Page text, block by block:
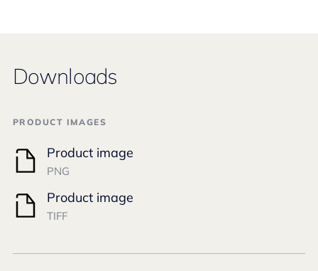
Downloads
PRODUCT IMAGES
Product image
PNG
Product image
TIFF